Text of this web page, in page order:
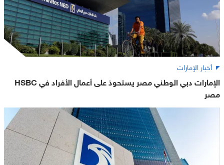
أخبار الإمارات
الإمارات دبي الوطني مصر يستحوذ على أعمال الأفراد في HSBC
مصر